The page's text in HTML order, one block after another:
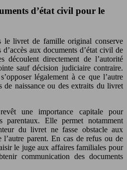
d’état civil pour le
le livret de famille original conserve
aux documents d’état civil de
découlent directement de l’autorité
sauf décision judiciaire contraire.
légalement à ce que l’autre
de naissance ou des extraits du livret
une importance capitale pour
parentaux. Elle permet notamment
du livret ne fasse obstacle aux
l’autre parent. En cas de refus ou de
le juge aux affaires familiales pour
communication des documents